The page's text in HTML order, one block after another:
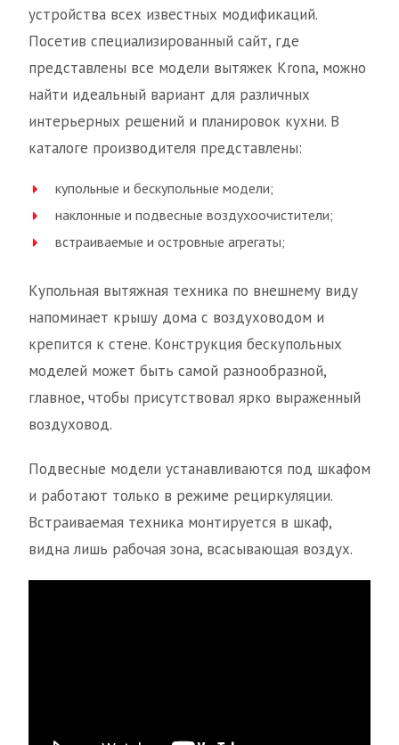
устройства всех известных модификаций.
Посетив специализированный сайт, где
представлены все модели вытяжек Krona, можно
найти идеальный вариант для различных
интерьерных решений и планировок кухни. В
каталоге производителя представлены:
купольные и бескупольные модели;
наклонные и подвесные воздухоочистители;
встраиваемые и островные агрегаты;
Купольная вытяжная техника по внешнему виду
напоминает крышу дома с воздуховодом и
крепится к стене. Конструкция бескупольных
моделей может быть самой разнообразной,
главное, чтобы присутствовал ярко выраженный
воздуховод.
Подвесные модели устанавливаются под шкафом
и работают только в режиме рециркуляции.
Встраиваемая техника монтируется в шкаф,
видна лишь рабочая зона, всасывающая воздух.